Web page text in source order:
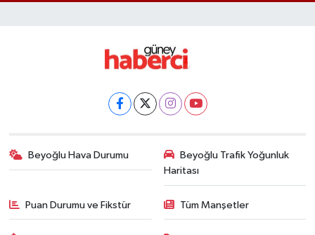
Beyoğlu Hava Durumu
Beyoğlu Trafik Yoğunluk
Haritası
Puan Durumu ve Fikstür Tüm Manşetler